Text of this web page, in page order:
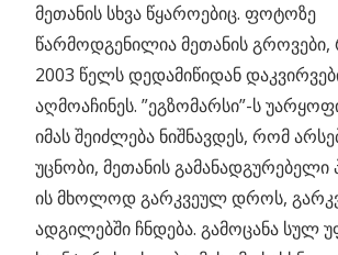
მეთანის სხვა წყაროებიც. ფოტოზე
წარმოდგენილია მეთანის
2003 წელს დედამიწიდან
აღმოაჩინეს. ”ეგზომარსი”-ს
იმას შეიძლება ნიშნავდეს, რომ
უცნობი, მეთანის გამანადგურებელი
ის მხოლოდ გარკვეულ დროს,
ადგილებში ჩნდება. გამოცანა სულ